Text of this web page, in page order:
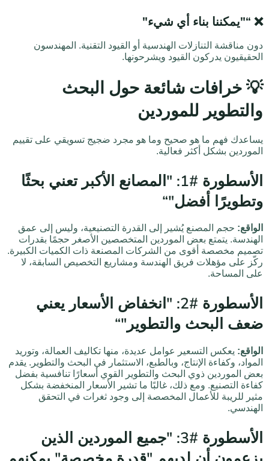
❌ “"يمكننا بناء أي شيء"
دون مناقشة التنازلات الهندسية أو القيود التقنية. المهندسون
الحقيقيون يدركون القيود ويشرحونها.
💡 خرافات شائعة حول البحث
والتطوير للموردين
يساعدك فهم ما هو صحيح وما هو مجرد ضجيج تسويقي على تقييم
الموردين بشكل أكثر فعالية.
الأسطورة #1: "المصانع الأكبر تعني بحثًا
وتطويرًا أفضل"“
الواقع: حجم المصنع يُشير إلى القدرة التصنيعية، وليس إلى عمق
الهندسة. يتمتع بعض الموردين المتخصصين الأصغر حجمًا بقدرات
تصميم مخصصة أقوى من الشركات المصنعة ذات الكميات الكبيرة.
ركّز على مؤهلات فريق الهندسة ومشاريع التخصيص السابقة، لا
على المساحة.
الأسطورة #2: "انخفاض الأسعار يعني
ضعف البحث والتطوير"“
الواقع: يعكس التسعير عوامل عديدة، منها تكاليف العمالة، وتوريد
المواد، وكفاءة الإنتاج، وبالطبع، الاستثمار في البحث والتطوير. يقدم
بعض الموردين ذوي البحث والتطوير القوي أسعارًا تنافسية بفضل
كفاءة التصنيع. ومع ذلك، غالبًا ما تشير الأسعار المنخفضة بشكل
مثير للريبة للأعمال المخصصة إلى وجود ثغرات في التحقق
الهندسي.
الأسطورة #3: "جميع الموردين الذين